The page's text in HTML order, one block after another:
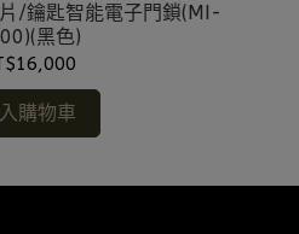
/鑰匙智能電子門鎖(MI-
黑色)
購物車